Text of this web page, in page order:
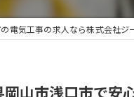
電気工事の求人なら株式会社ジ
山市浅口市で安